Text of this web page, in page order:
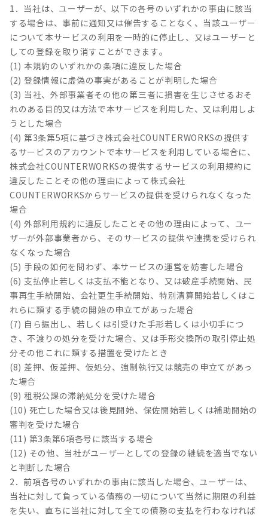
1．当社は、ユーザーが、以下の各号のいずれかの事由に該当
する場合は、事前に通知又は催告することなく、当該ユーザー
について本サービスの利用を一時的に停止し、又はユーザーと
しての登録を取り消すことができます。
(1) 本規約のいずれかの条項に違反した場合
(2) 登録情報に虚偽の事実があることが判明した場合
(3) 当社、外部事業者その他の第三者に損害を生じさせるおそ
れのある目的又は方法で本サービスを利用した、又は利用しよ
うとした場合
(4) 第3条第5項に基づき株式会社COUNTERWORKSの提供す
るサービスのアカウントで本サービスを利用している場合に、
株式会社COUNTERWORKSの提供するサービスの利用規約に
違反したことその他の理由によって株式会社
COUNTERWORKSからサービスの提供を受けられなくなった
場合
(4) 外部利用規約に違反したことその他の理由によって、ユー
ザーが外部事業者から、そのサービスの提供や連携を受けられ
なくなった場合
(5) 手段の如何を問わず、本サービスの運営を妨害した場合
(6) 支払停止若しくは支払不能となり、又は破産手続開始、民
事再生手続開始、会社更生手続開始、特別清算開始若しくはこ
れらに類する手続の開始の申立てがあった場合
(7) 自ら振出し、若しくは引受けた手形若しくは小切手につ
き、不渡りの処分を受けた場合、又は手形交換所の取引停止処
分その他これに類する措置を受けたとき
(8) 差押、仮差押、仮処分、強制執行又は競売の申立てがあっ
た場合
(9) 租税公課の滞納処分を受けた場合
(10) 死亡した場合又は後見開始、保佐開始若しくは補助開始の
審判を受けた場合
(11) 第3条第6項各号に該当する場合
(12) その他、当社がユーザーとしての登録の継続を適当でない
と判断した場合
2．前項各号のいずれかの事由に該当した場合、ユーザーは、
当社に対して負っている債務の一切について当然に期限の利益
を失い、直ちに当社に対して全ての債務の支払を行わなければ